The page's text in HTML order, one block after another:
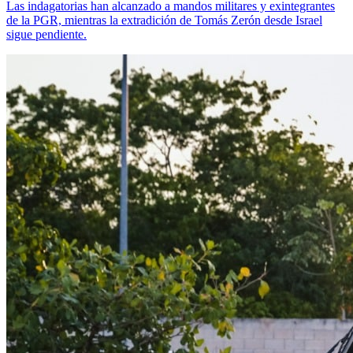
Las indagatorias han alcanzado a mandos militares y exintegrantes
de la PGR, mientras la extradición de Tomás Zerón desde Israel
sigue pendiente.